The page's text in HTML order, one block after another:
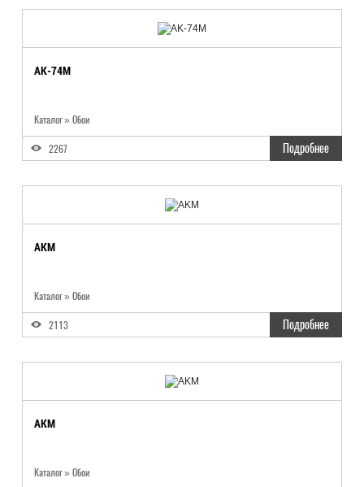
AK-74М
Каталог» Обои
2267 Подробнее
AKM
Каталог» Обои
2113 Подробнее
AKM
Каталог» Обои